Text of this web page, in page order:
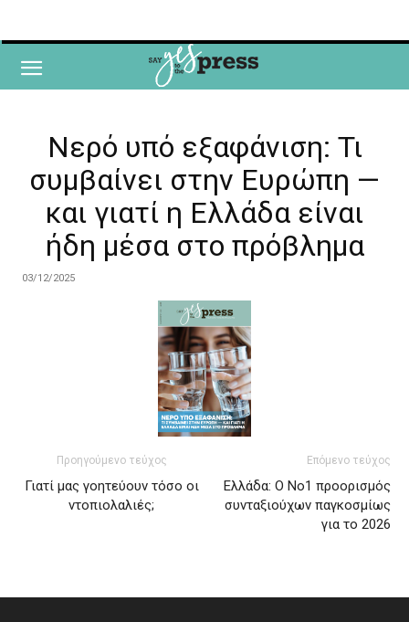
Νερό υπό εξαφάνιση: Τι
συμβαίνει στην Ευρώπη —
και γιατί η Ελλάδα είναι
ήδη μέσα στο πρόβλημα
03/12/2025
Προηγούμενο τεύχος
Γιατί μας γοητεύουν τόσο οι
ντοπιολαλιές;
Επόμενο τεύχος
Ελλάδα: Ο Νο1 προορισμός
συνταξιούχων παγκοσμίως
για το 2026